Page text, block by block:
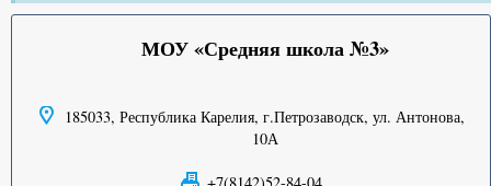
МОУ «Средняя школа №3»
185033, Республика Карелия, г.Петрозаводск, ул. Антонова,
10А